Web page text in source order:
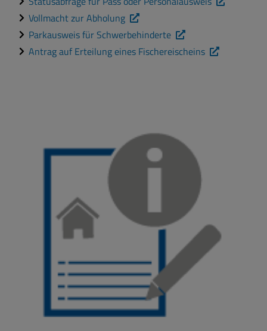
Vollmacht zur Abholung
Parkausweis für Schwerbehinderte
Antrag auf Erteilung eines Fischereischeins